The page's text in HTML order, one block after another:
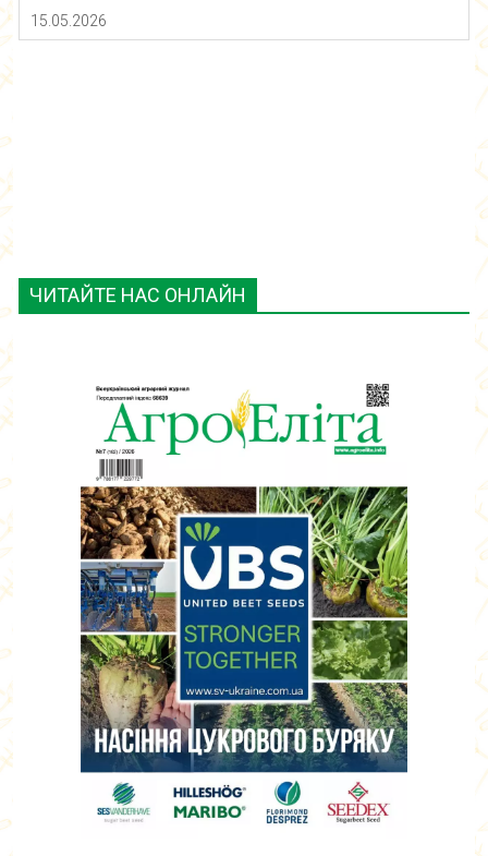
ЧИТАЙТЕ НАС ОНЛАЙН
15.05.2026